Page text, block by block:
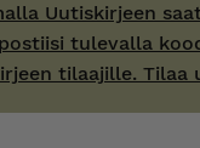
Uutiskirjeen
tulevalla
tilaajille. Tilaa